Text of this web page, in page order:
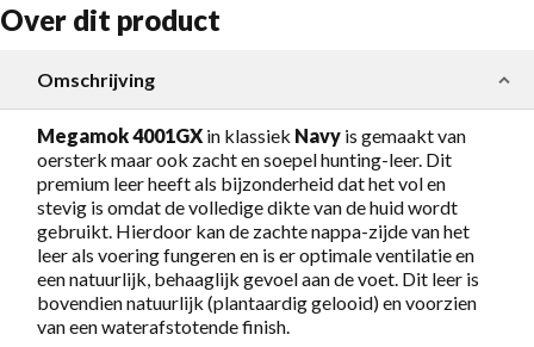
Over dit product
Omschrijving
Megamok 4001GX in klassiek Navy is gemaakt van
oersterk maar ook zacht en soepel hunting-leer. Dit
premium leer heeft als bijzonderheid dat het vol en
stevig is omdat de volledige dikte van de huid wordt
gebruikt. Hierdoor kan de zachte nappa-zijde van het
leer als voering fungeren en is er optimale ventilatie en
een natuurlijk, behaaglijk gevoel aan de voet. Dit leer is
bovendien natuurlijk (plantaardig gelooid) en voorzien
van een waterafstotende finish.